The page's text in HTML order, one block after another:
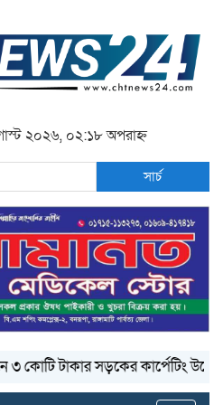
২০২৬, ০২:১৮ অপরাহ্ন
সার্চ
টাকার সড়কের কার্পেটিং উঠে যাচ্ছে